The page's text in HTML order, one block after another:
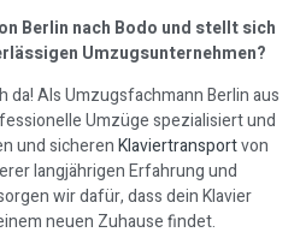
Berlin nach Bodo und stellt sich
Umzugsunternehmen?
da! Als Umzugsfachmann Berlin aus
Umzüge spezialisiert und
und sicherenKlaviertransportvon
langjährigen Erfahrung und
wir dafür, dass dein Klavier
neuen Zuhause findet.